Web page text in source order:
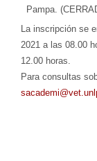
Pampa.
La inscripción se
2021 a las 08.00
12.00 horas.
Para consultas